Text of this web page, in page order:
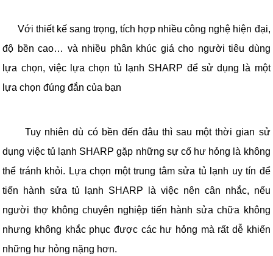
Với thiết kế sang trọng, tích hợp nhiều công nghệ hiện đại,
độ bền cao… và nhiều phân khúc giá cho người tiêu dùng
lựa chọn, việc lựa chọn tủ lạnh SHARP để sử dụng là một
lựa chọn đúng đắn của bạn
Tuy nhiên dù có bền đến đâu thì sau một thời gian sử
dụng việc tủ lạnh SHARP gặp những sự cố hư hỏng là không
thể tránh khỏi. Lựa chọn một trung tâm sửa tủ lạnh uy tín để
tiến hành sửa tủ lạnh SHARP là việc nên cân nhắc, nếu
người thợ không chuyên nghiệp tiến hành sửa chữa không
nhưng không khắc phục được các hư hỏng mà rất dễ khiến
những hư hỏng nặng hơn.